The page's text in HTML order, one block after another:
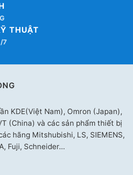
THUẬT
7
KDE(Việt Nam), Omron (Japan),
(China) và các sản phẩm thiết bị
hãng Mitshubishi, LS, SIEMENS,
Fuji, Schneider…